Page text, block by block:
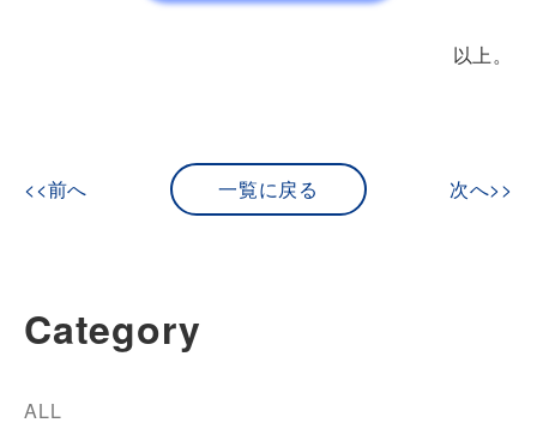
以上。
<<前へ 一覧に戻る 次へ>>
Category
ALL